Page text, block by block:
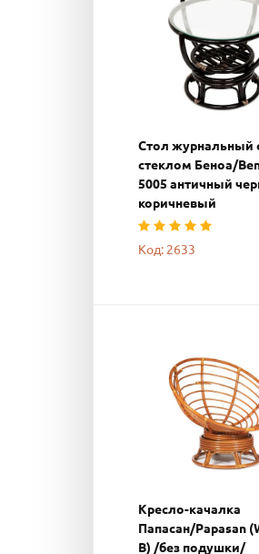
Стол журнальный
стеклом Беноа/
5005 античный
коричневый
Код: 2633
Кресло-качалка
Папасан/Papasan
B) /без подушки/